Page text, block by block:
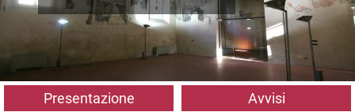
Presentazione Avvisi